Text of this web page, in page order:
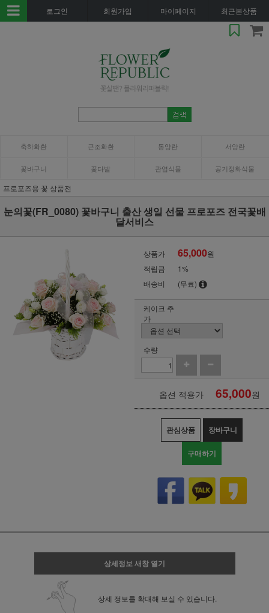
로그인 회원가입 마이페이지 최근본상품
축하화환 근조화환 동양란 서양란
꽃바구니 꽃다발 관엽식물 공기정화식물
프로포즈용 꽃 상품전
눈의꽃(FR_0080) 꽃바구니 출산 생일 선물 프로포즈 전국꽃배
달서비스
상품가 65,000원
적립금
1%
배송비
(무료)
케이크 추
가
수량
옵션 적용가 65,000원
관심상품 장바구니
구매하기
상세정보 새창 열기
상세 정보를 확대해 보실 수 있습니다.